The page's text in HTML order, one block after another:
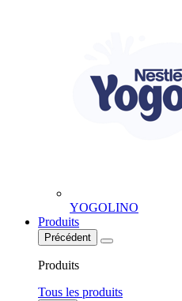
YOGOLINO
Produits
Précédent
Produits
Tous les produits